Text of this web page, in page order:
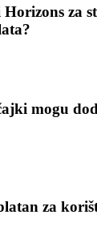
za
mogu
za